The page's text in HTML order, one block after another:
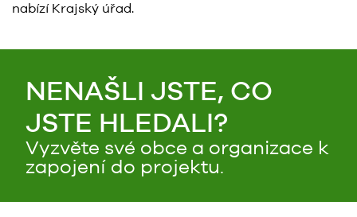
nabízí Krajský úřad.
NENAŠLI JSTE, CO
JSTE HLEDALI?
Vyzvěte své obce a organizace k
zapojení do projektu.